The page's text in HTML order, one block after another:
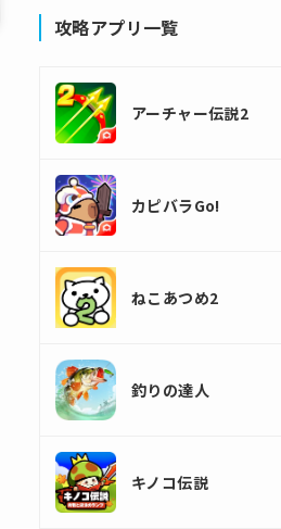
攻略アプリ一覧
アーチャー伝説2
カピバラGo!
ねこあつめ2
釣りの達人
キノコ伝説